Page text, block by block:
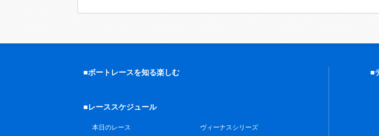
■ボートレースを知る楽しむ
■レーススケジュール
本日のレース
ヴィーナスシリーズ
■